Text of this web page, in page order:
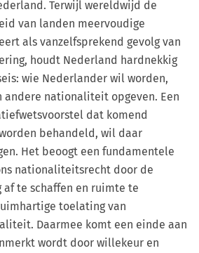
Terwijl wereldwijd de
van landen meervoudige
als vanzelfsprekend gevolg van
houdt Nederland hardnekkig
wie Nederlander wil worden,
nationaliteit opgeven. Een
dat komend
behandeld, wil daar
Het beoogt een fundamentele
nationaliteitsrecht door de
te schaffen en ruimte te
toelating van
Daarmee komt een einde aan
wordt door willekeur en